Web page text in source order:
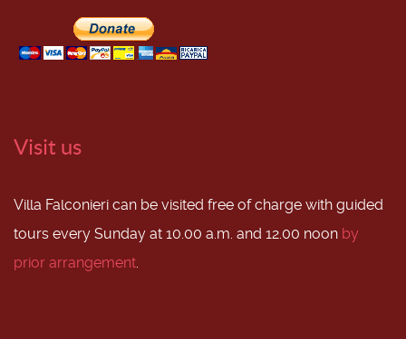
Visit us
Villa Falconieri can be visited free of charge with guided
tours every Sunday at 10.00 a.m. and 12.00 noon by
prior arrangement.